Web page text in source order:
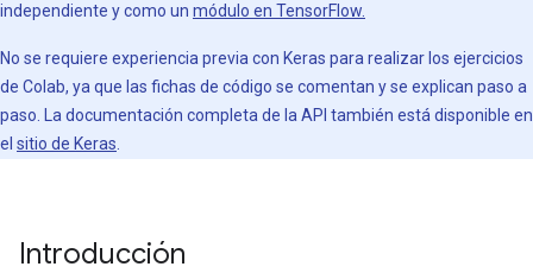
independiente y como un módulo en TensorFlow.
No se requiere experiencia previa con Keras para realizar los ejercicios
de Colab, ya que las fichas de código se comentan y se explican paso a
paso. La documentación completa de la API también está disponible en
el sitio de Keras
Introducción